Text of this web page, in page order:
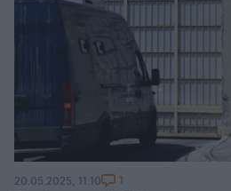
20.05.2025, 11:10 1